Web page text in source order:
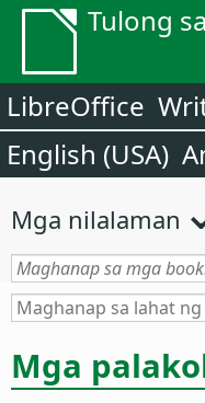
Tulong
LibreOffice
English (USA)
Mga nilalaman
Mga